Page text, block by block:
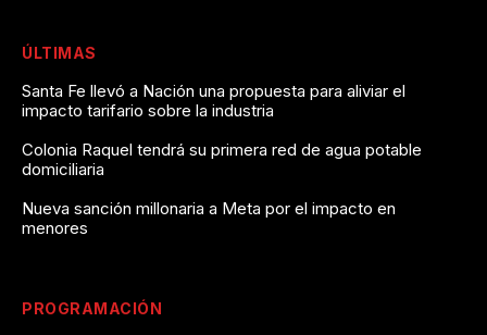
ÚLTIMAS
Santa Fe llevó a Nación una propuesta para aliviar el
impacto tarifario sobre la industria
Colonia Raquel tendrá su primera red de agua potable
domiciliaria
Nueva sanción millonaria a Meta por el impacto en
menores
PROGRAMACIÓN